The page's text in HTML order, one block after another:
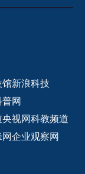
馆新浪科技
网
央视网科教频道
企业观察网